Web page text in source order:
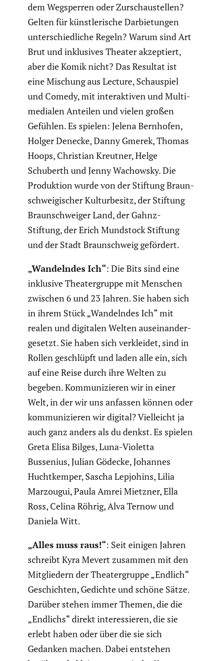
dem Wegsperren oder Zurschau­stellen?
Gelten für künst­le­ri­sche Darbie­tungen
unter­schied­liche Regeln? Warum sind Art
Brut und inklu­sives Theater akzep­tiert,
aber die Komik nicht? Das Resultat ist
eine Mischung aus Lecture, Schau­spiel
und Comedy, mit inter­ak­tiven und Multi­
me­dialen Anteilen und vielen großen
Gefühlen. Es spielen: Jelena Bernhofen,
Holger Denecke, Danny Gmerek, Thomas
Hoops, Christian Kreutner, Helge
Schuberth und Jenny Wachowsky. Die
Produk­tion wurde von der Stiftung Braun­
schwei­gi­scher Kultur­be­sitz, der Stiftung
Braun­schweiger Land, der Gahnz-
Stiftung, der Erich Mundstock Stiftung
und der Stadt Braun­schweig gefördert.
„Wandelndes Ich“: Die Bits sind eine
inklusive Theater­gruppe mit Menschen
zwischen 6 und 23 Jahren. Sie haben sich
in ihrem Stück „Wandelndes Ich“ mit
realen und digitalen Welten ausein­an­der­
ge­setzt. Sie haben sich verkleidet, sind in
Rollen geschlüpft und laden alle ein, sich
auf eine Reise durch ihre Welten zu
begeben. Kommu­ni­zieren wir in einer
Welt, in der wir uns anfassen können oder
kommu­ni­zieren wir digital? Vielleicht ja
auch ganz anders als du denkst. Es spielen
Greta Elisa Bilges, Luna-Violetta
Bussenius, Julian Gödecke, Johannes
Huchtk­emper, Sascha Lepjohins, Lilia
Marzougui, Paula Amrei Mietzner, Ella
Ross, Celina Röhrig, Alva Ternow und
Daniela Witt.
„Alles muss raus!“: Seit einigen Jahren
schreibt Kyra Mevert zusammen mit den
Mitglie­dern der Theater­gruppe „Endlich“
Geschichten, Gedichte und schöne Sätze.
Darüber stehen immer Themen, die die
„Endlichs“ direkt inter­es­sieren, die sie
erlebt haben oder über die sie sich
Gedanken machen. Dabei entstehen